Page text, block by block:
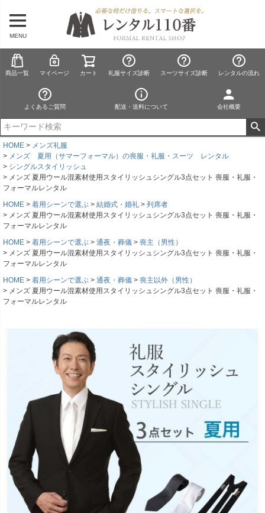
MENU
商品一覧 マイページ カート 礼服サイズ診断 スーツサイズ診断 レンタルの流れ
よくあるご質問 配送・送料について 会社概要
HOME
メンズ礼服
メンズ 夏用（サマーフォーマル）の喪服・礼服・スーツ レンタル
シングルスタイリッシュ
メンズ 夏用ウール混素材使用スタイリッシュシングル3点セット 喪服・礼服・
フォーマルレンタル
HOME
着用シーンで選ぶ 結婚式・婚礼
列席者
メンズ 夏用ウール混素材使用スタイリッシュシングル3点セット 喪服・礼服・
フォーマルレンタル
HOME
着用シーンで選ぶ 通夜・葬儀
喪主（男性）
メンズ 夏用ウール混素材使用スタイリッシュシングル3点セット 喪服・礼服・
フォーマルレンタル
HOME
着用シーンで選ぶ 通夜・葬儀
喪主以外（男性）
メンズ 夏用ウール混素材使用スタイリッシュシングル3点セット 喪服・礼服・
フォーマルレンタル